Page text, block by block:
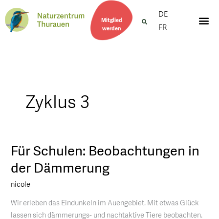
Mitglied
werden
DE
FR
Zyklus 3
Für Schulen: Beobachtungen in
der Dämmerung
nicole
Wir erleben das Eindunkeln im Auengebiet. Mit etwas Glück
lassen sich dämmerungs- und nachtaktive Tiere beobachten.
Für
Beobachtungen
in